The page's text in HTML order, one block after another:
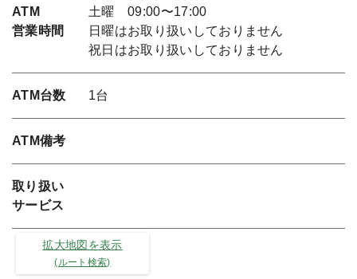
ATM
営業時間
土曜 09:00〜17:00
日曜はお取り扱いしておりません
祝日はお取り扱いしておりません
ATM台数 1台
ATM備考
取り扱い
サービス
拡大地図を表示
(ルート検索)